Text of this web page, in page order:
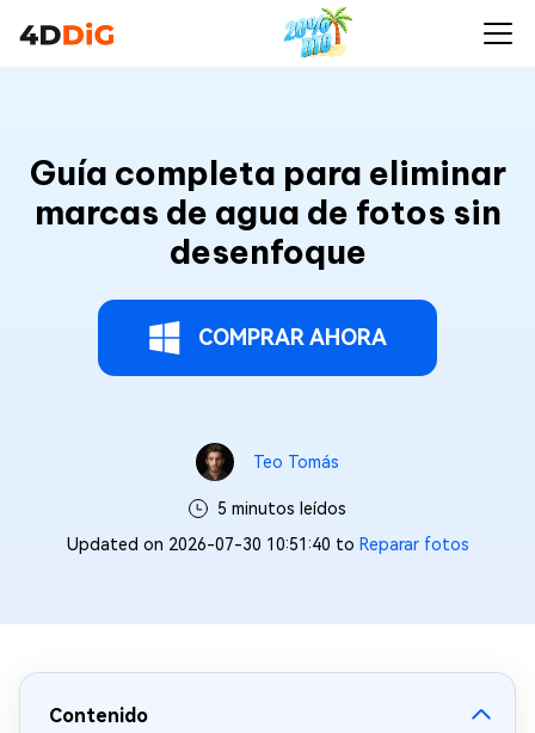
Guía completa para eliminar
marcas de agua de fotos sin
desenfoque
COMPRAR AHORA
Teo Tomás
5 minutos leídos
Updated on 2026-07-30 10:51:40 to Reparar fotos
Contenido